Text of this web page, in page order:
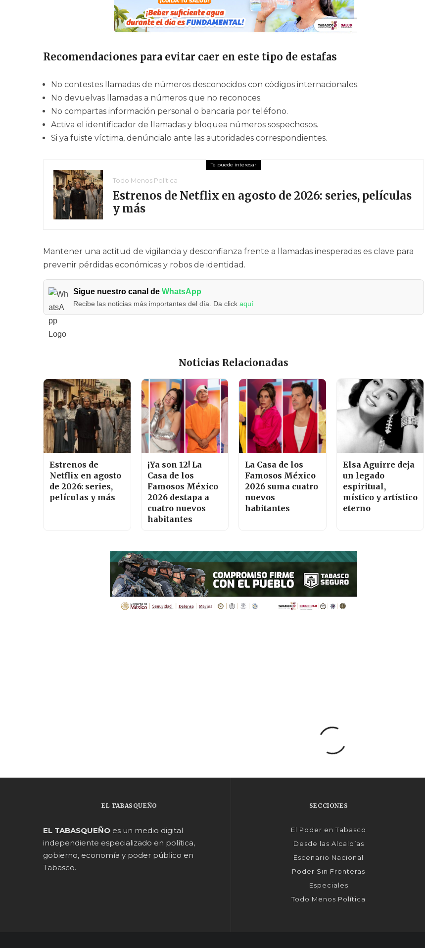
Recomendaciones para evitar caer en este tipo de estafas
No contestes llamadas de números desconocidos con códigos internacionales.
No devuelvas llamadas a números que no reconoces.
No compartas información personal o bancaria por teléfono.
Activa el identificador de llamadas y bloquea números sospechosos.
Si ya fuiste víctima, denúncialo ante las autoridades correspondientes.
Todo Menos Política
Estrenos de Netflix en agosto de 2026: series, películas
y más
Mantener una actitud de vigilancia y desconfianza frente a llamadas inesperadas es clave para
prevenir pérdidas económicas y robos de identidad.
Sigue nuestro canal de WhatsApp
Recibe las noticias más importantes del día. Da click aquí
Noticias Relacionadas
Estrenos de
Netflix en agosto
de 2026: series,
películas y más
¡Ya son 12! La
Casa de los
Famosos México
2026 destapa a
cuatro nuevos
habitantes
La Casa de los
Famosos México
2026 suma cuatro
nuevos
habitantes
Elsa Aguirre deja
un legado
espiritual,
místico y artístico
eterno
EL TABASQUEÑO
EL TABASQUEÑO es un medio digital
independiente especializado en política,
gobierno, economía y poder público en
Tabasco.
SECCIONES
El Poder en Tabasco
Desde las Alcaldías
Escenario Nacional
Poder Sin Fronteras
Especiales
Todo Menos Política